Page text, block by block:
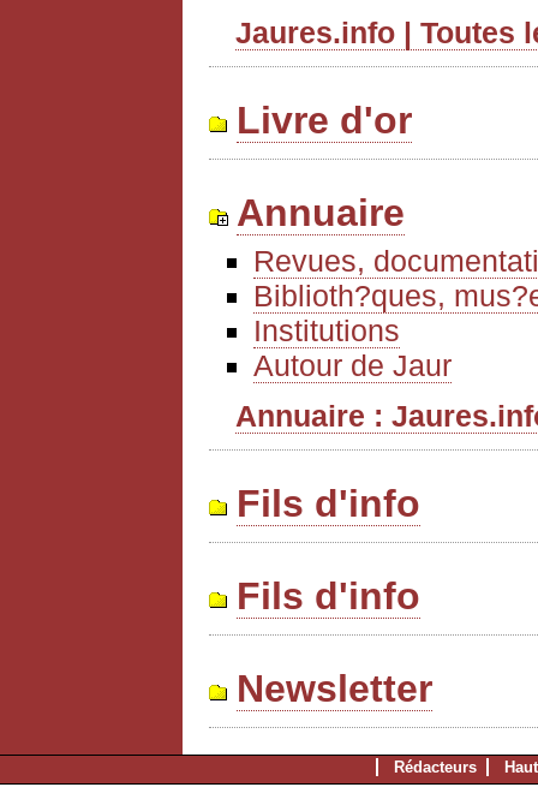
Jaures.info | Toutes
Livre d'or
Annuaire
Revues,
Biblioth?ques,
Institutions
Autour de Jaur
Annuaire :
Fils d'info
Fils d'info
Newsletter
Rédacteurs